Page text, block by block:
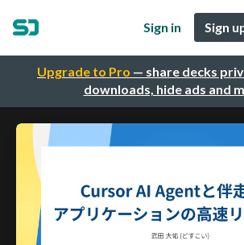
Upgrade to Pro — share decks
downloads, hide ads and
Sign in Sign